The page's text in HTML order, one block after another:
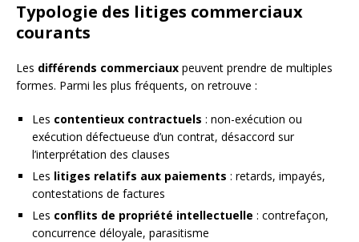
Typologie des litiges commerciaux
courants
Les différends commerciaux peuvent prendre de multiples
formes. Parmi les plus fréquents, on retrouve :
Les contentieux contractuels : non-exécution ou
exécution défectueuse d’un contrat, désaccord sur
l’interprétation des clauses
Les litiges relatifs aux paiements : retards, impayés,
contestations de factures
Les conflits de propriété intellectuelle : contrefaçon,
concurrence déloyale, parasitisme